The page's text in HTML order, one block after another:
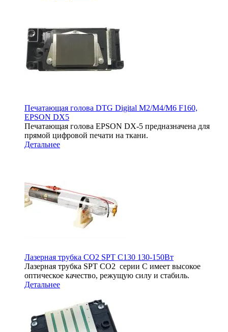
Печатающая голова DTG Digital M2/M4/M6 F160,
EPSON DX5
Печатающая голова EPSON DX-5 предназначена для
прямой цифровой печати на ткани.
Детальнее
Лазерная трубка CO2 SPT C130 130-150Вт
Лазерная трубка SPT СО2 серии C имеет высокое
оптическое качество, режущую силу и стабиль.
Детальнее